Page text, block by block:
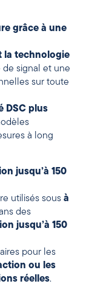
grâce à une
la technologie
signal et une
sur toute
DSC plus
à long
jusqu’à 150
utilisés sous à
des
jusqu’à 150
pour les
ou les
réelles.